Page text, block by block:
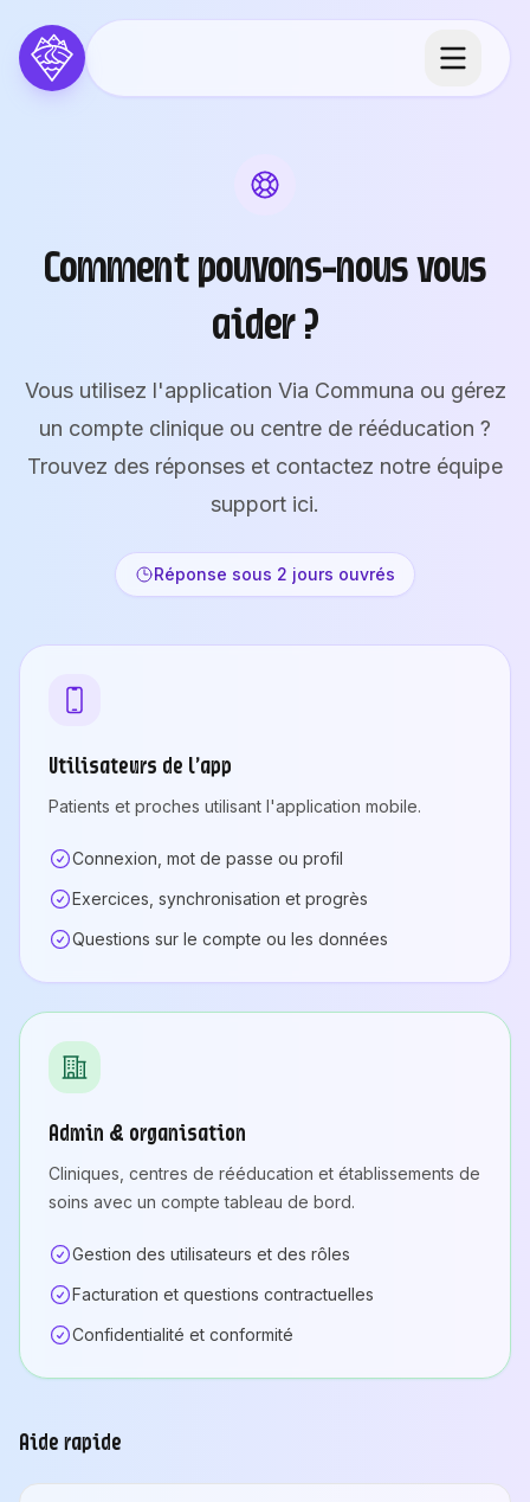
Comment pouvons-nous vous
aider ?
Vous utilisez l'application Via Communa ou gérez
un compte clinique ou centre de rééducation ?
Trouvez des réponses et contactez notre équipe
support ici.
Réponse sous 2 jours ouvrés
Utilisateurs de l'app
Patients et proches utilisant l'application mobile.
Connexion, mot de passe ou profil
Exercices, synchronisation et progrès
Questions sur le compte ou les données
Admin & organisation
Cliniques, centres de rééducation et établissements de
soins avec un compte tableau de bord.
Gestion des utilisateurs et des rôles
Facturation et questions contractuelles
Confidentialité et conformité
Aide rapide